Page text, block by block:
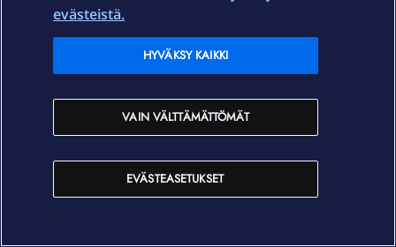
evästeistä.
EVÄSTEASETUKSET
VAIN VÄLTTÄMÄTTÖMÄT
HYVÄKSY KAIKKI